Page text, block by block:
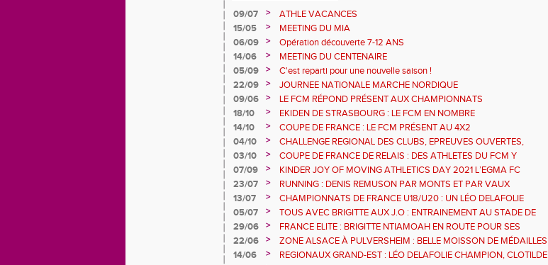
09/07 >
ATHLE VACANCES
15/05
>
MEETING DU MIA
06/09
>
Opération découverte 7-12 ANS
14/06
>
MEETING DU CENTENAIRE
05/09
>
C'est reparti pour une nouvelle saison !
22/09
>
JOURNEE NATIONALE MARCHE NORDIQUE
09/06
>
LE FCM RÉPOND PRÉSENT AUX CHAMPIONNATS
DÉPARTEMENTAUX 68
18/10 >
EKIDEN DE STRASBOURG : LE FCM EN NOMBRE
14/10
>
COUPE DE FRANCE : LE FCM PRÉSENT AU 4X2
04/10
>
CHALLENGE REGIONAL DES CLUBS, EPREUVES OUVERTES,
URBAN ATHLE ET GMTU : LES RESULTATS DES ATHLETES DU
FCM
03/10 >
COUPE DE FRANCE DE RELAIS : DES ATHLETES DU FCM Y
SERONT AVEC LE 4X200M DE L'EGMA
07/09 >
KINDER JOY OF MOVING ATHLETICS DAY 2021 L’EGMA FC
MULHOUSE 1893 OUVRE SES PORTES A TOUS LES 7-11 ANS !
23/07 >
RUNNING : DENIS REMUSON PAR MONTS ET PAR VAUX
13/07
>
CHAMPIONNATS DE FRANCE U18/U20 : UN LÉO DELAFOLIE
RECORD
05/07 >
TOUS AVEC BRIGITTE AUX J.O : ENTRAINEMENT AU STADE DE
L'ILL JEUDI 8 JUILLET
29/06 >
FRANCE ELITE : BRIGITTE NTIAMOAH EN ROUTE POUR SES
DEUXIEMES JO
22/06 >
ZONE ALSACE À PULVERSHEIM : BELLE MOISSON DE MÉDAILLES
14/06
>
REGIONAUX GRAND-EST : LÉO DELAFOLIE CHAMPION, CLOTILDE